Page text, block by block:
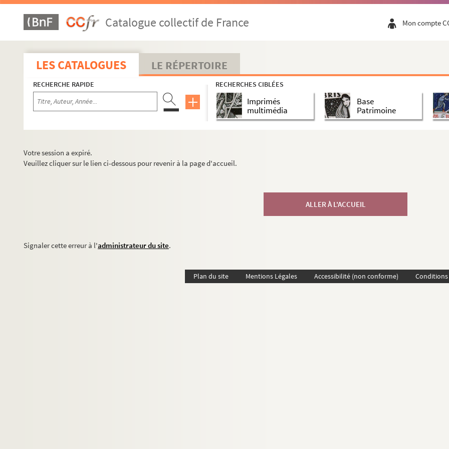
Catalogue collectif de France Mon compte
LES CATALOGUES LE RÉPERTOIRE
RECHERCHE RAPIDE RECHERCHES CIBLÉES
Imprimés
multimédia
Base
Patrimoine
Votre session a expiré.
Veuillez cliquer sur le lien ci-dessous pour revenir à la page d'accueil.
ALLER À L'ACCUEIL
Signaler cette erreur à l'administrateur du site.
Plan du site Mentions Légales Accessibilité (non conforme)